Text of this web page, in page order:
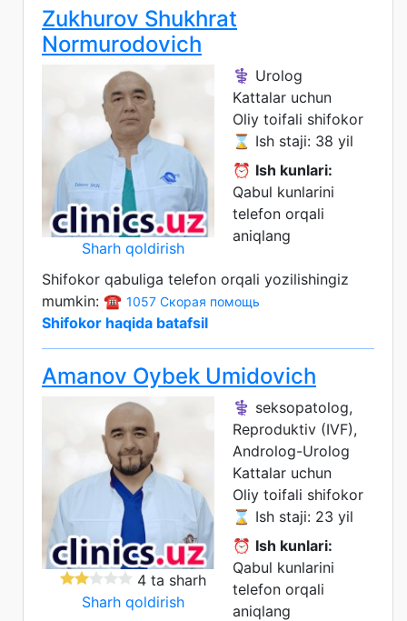
Zukhurov Shukhrat
Normurodovich
Sharh qoldirish
⚕️ Urolog
Kattalar uchun
Oliy toifali shifokor
⌛ Ish staji: 38 yil
⏰ Ish kunlari:
Qabul kunlarini
telefon orqali
aniqlang
Shifokor qabuliga telefon orqali yozilishingiz
mumkin: ☎️ 1057 Скорая помощь
Shifokor haqida batafsil
Amanov Oybek Umidovich
4 ta sharh
Sharh qoldirish
⚕️ seksopatolog,
Reproduktiv (IVF),
Androlog-Urolog
Kattalar uchun
Oliy toifali shifokor
⌛ Ish staji: 23 yil
⏰ Ish kunlari:
Qabul kunlarini
telefon orqali
aniqlang